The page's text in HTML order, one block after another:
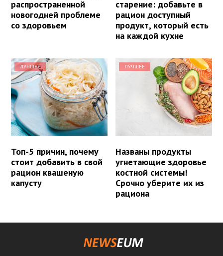
распространенной
новогодней проблеме
со здоровьем
старение: добавьте в
рацион доступный
продукт, который есть
на каждой кухне
ЛУЧШЕЕ
Топ-5 причин, почему
стоит добавить в свой
рацион квашеную
капусту
ЛУЧШЕЕ
Названы продукты
угнетающие здоровье
костной системы!
Срочно уберите их из
рациона